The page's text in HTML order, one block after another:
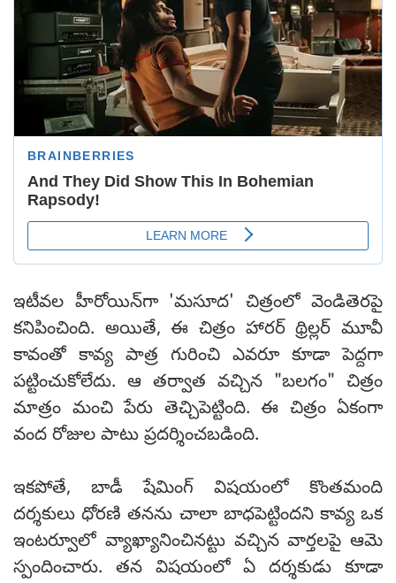
ఇటీవల హీరోయిన్‌గా 'మసూద' చిత్రంలో వెండితెరపై
కనిపించింది. అయితే, ఈ చిత్రం హారర్ థ్రిల్లర్ మూవీ
కావంతో కావ్య పాత్ర గురించి ఎవరూ కూడా పెద్దగా
పట్టించుకోలేదు. ఆ తర్వాత వచ్చిన "బలగం" చిత్రం
మాత్రం మంచి పేరు తెచ్చిపెట్టింది. ఈ చిత్రం ఏకంగా
వంద రోజుల పాటు ప్రదర్శించబడింది.
ఇకపోతే, బాడీ షేమింగ్ విషయంలో కొంతమంది
దర్శకులు ధోరణి తనను చాలా బాధపెట్టిందని కావ్య ఒక
ఇంటర్వూలో వ్యాఖ్యానించినట్టు వచ్చిన వార్తలపై ఆమె
స్పందించారు. తన విషయంలో ఏ దర్శకుడు కూడా